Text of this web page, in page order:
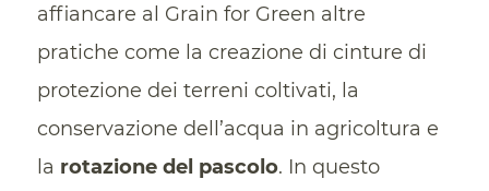
affiancare al Grain for Green altre
pratiche come la creazione di cinture di
protezione dei terreni coltivati, la
conservazione dell’acqua in agricoltura e
la rotazione del pascolo. In questo